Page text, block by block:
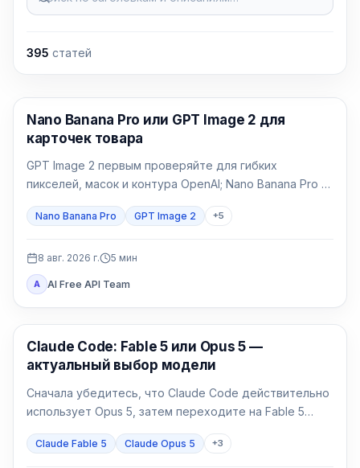
395 статей
AI Image Generation
Nano Banana Pro или GPT Image 2 для
карточек товара
GPT Image 2 первым проверяйте для гибких
пикселей, масок и контура OpenAI; Nano Banana Pro —
Упаковку, точную кириллицу и главное изображение
Nano Banana Pro GPT Image 2 +5
8 авг. 2026 г. 5 мин
A AI Free API Team
Claude Code
Claude Code: Fable 5 или Opus 5 —
актуальный выбор модели
Сначала убедитесь, что Claude Code действительно
использует Opus 5, затем переходите на Fable 5
Claude Fable 5 Claude Opus 5 +3